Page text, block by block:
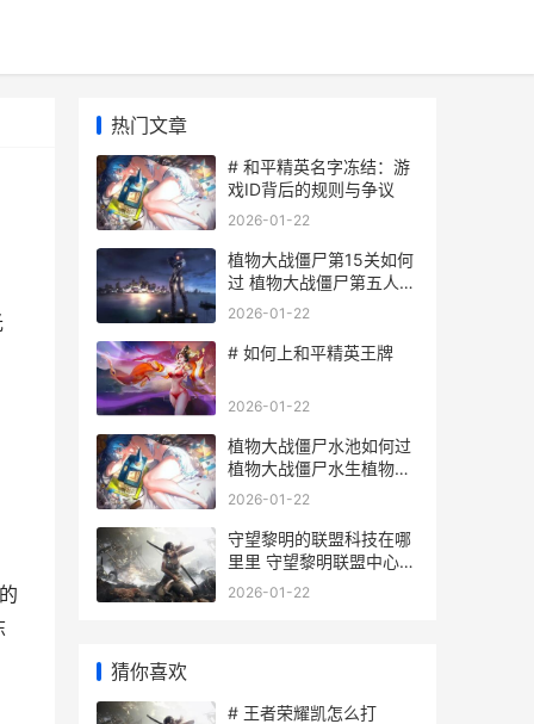
热门文章
# 和平精英名字冻结：游
戏ID背后的规则与争议
2026-01-22
植物大战僵尸第15关如何
过 植物大战僵尸第五人格
版
2026-01-22
# 如何上和平精英王牌
2026-01-22
植物大战僵尸水池如何过
植物大战僵尸水生植物有
哪些
2026-01-22
守望黎明的联盟科技在哪
里里 守望黎明联盟中心摆
放图
2026-01-22
猜你喜欢
# 王者荣耀凯怎么打